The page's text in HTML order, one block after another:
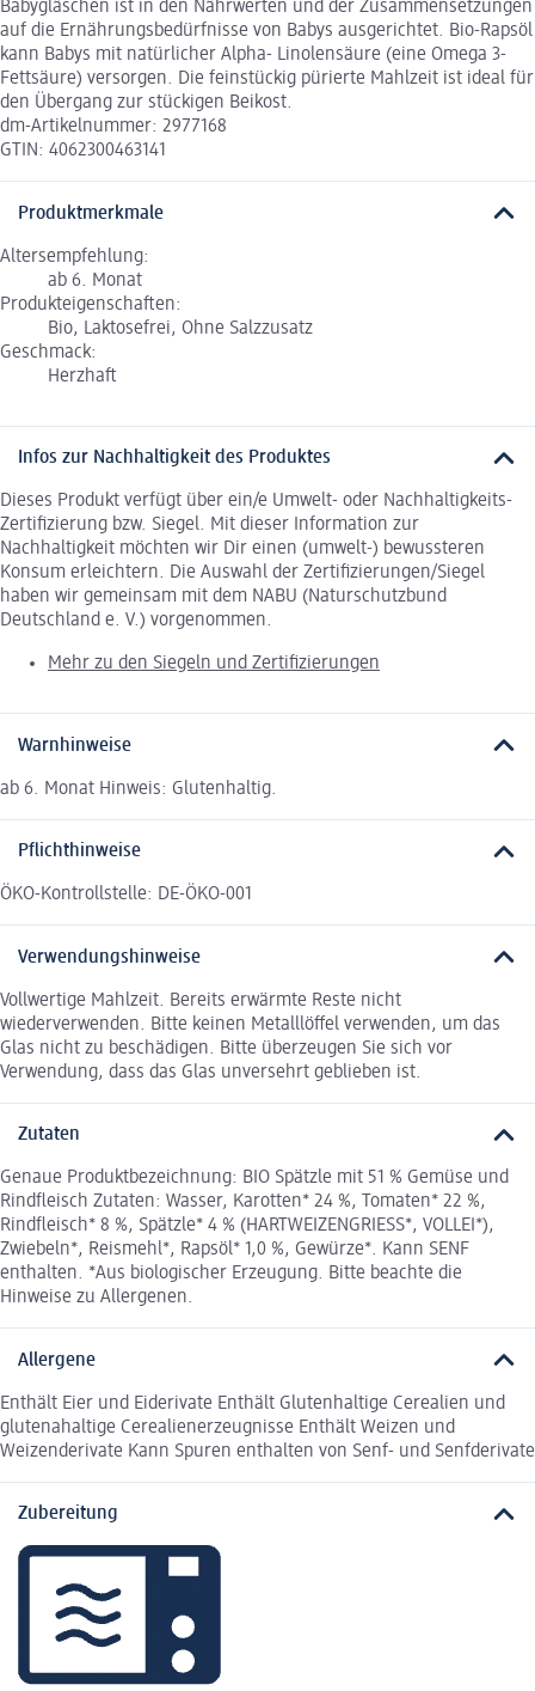
Babygläschen ist in den Nährwerten und der Zusammensetzungen
auf die Ernährungsbedürfnisse von Babys ausgerichtet. Bio-Rapsöl
kann Babys mit natürlicher Alpha- Linolensäure (eine Omega 3-
Fettsäure) versorgen. Die feinstückig pürierte Mahlzeit ist ideal für
den Übergang zur stückigen Beikost.
dm-Artikelnummer: 2977168
GTIN: 4062300463141
Produktmerkmale
Altersempfehlung:
ab 6. Monat
Produkteigenschaften:
Bio, Laktosefrei, Ohne Salzzusatz
Geschmack:
Herzhaft
Infos zur Nachhaltigkeit des Produktes
Dieses Produkt verfügt über ein/e Umwelt- oder Nachhaltigkeits-
Zertifizierung bzw. Siegel. Mit dieser Information zur
Nachhaltigkeit möchten wir Dir einen (umwelt-) bewussteren
Konsum erleichtern. Die Auswahl der Zertifizierungen/Siegel
haben wir gemeinsam mit dem NABU (Naturschutzbund
Deutschland e. V.) vorgenommen.
Mehr zu den Siegeln und Zertifizierungen
Warnhinweise
ab 6. Monat Hinweis: Glutenhaltig.
Pflichthinweise
ÖKO-Kontrollstelle: DE-ÖKO-001
Verwendungshinweise
Vollwertige Mahlzeit. Bereits erwärmte Reste nicht
wiederverwenden. Bitte keinen Metalllöffel verwenden, um das
Glas nicht zu beschädigen. Bitte überzeugen Sie sich vor
Verwendung, dass das Glas unversehrt geblieben ist.
Zutaten
Genaue Produktbezeichnung: BIO Spätzle mit 51 % Gemüse und
Rindfleisch Zutaten: Wasser, Karotten* 24 %, Tomaten* 22 %,
Rindfleisch* 8 %, Spätzle* 4 % (HARTWEIZENGRIESS*, VOLLEI*),
Zwiebeln*, Reismehl*, Rapsöl* 1,0 %, Gewürze*. Kann SENF
enthalten. *Aus biologischer Erzeugung. Bitte beachte die
Hinweise zu Allergenen.
Allergene
Enthält Eier und Eiderivate Enthält Glutenhaltige Cerealien und
glutenahaltige Cerealienerzeugnisse Enthält Weizen und
Weizenderivate Kann Spuren enthalten von Senf- und Senfderivate
Zubereitung